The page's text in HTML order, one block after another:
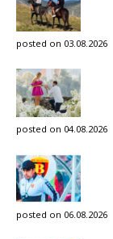
posted on 03.08.2026
posted on 04.08.2026
posted on 06.08.2026